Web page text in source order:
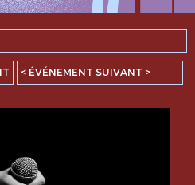
< ÉVÉNEMENT SUIVANT >